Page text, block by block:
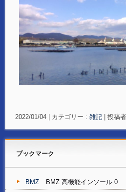
2022/01/04 カテゴリー : 雑記 投稿
ブックマーク
BMZ
BMZ 高機能インソール 0